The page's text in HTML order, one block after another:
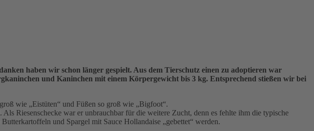
haben wir schon länger gespielt. Aus dem Tierschutz einen zu adoptieren war
und Kaninchen mit einem Körpergewicht bis 3 kg. Entsprechend stießen wir bei
wie „Eistüten“ und Füßen so groß wie „Bigfoot“.
Als Riesenschecke war er unbrauchbar für die weitere Zucht, denn es fehlte ihm die typische
und Spargel mit Sauce Hollandaise „gebettet“ werden.